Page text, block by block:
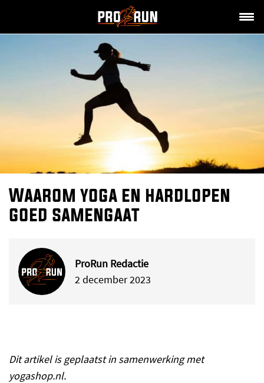
Waarom yoga en hardlopen
goed samengaat
ProRun Redactie
2 december 2023
Dit artikel is geplaatst in samenwerking met
yogashop.nl.